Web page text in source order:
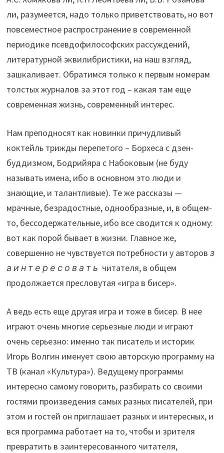
ли, разумеется, надо только приветствовать, но вот
повсеместное распространение в современной
периодике псевдофилософских рассуждений,
литературной эквилибристики, на наш взгляд,
зашкаливает. Обратимся только к первым номерам
толстых журналов за этот год – какая там еще
современная жизнь, современный интерес.
Нам преподносят как новинки причудливый
коктейль трижды перепетого – Борхеса с дзен-
буддизмом, Бодрийяра с Набоковым (не буду
называть имена, ибо в основном это люди и
знающие, и талантливые). Те же рассказы —
мрачные, безрадостные, однообразные, и, в общем-
то, бессодержательные, ибо все сводится к одному:
вот как порой бывает в жизни. Главное же,
совершенно не чувствуется потребности у авторов з
а и н т е р е с о в а т ь читателя, в общем
продолжается пресловутая «игра в бисер».
А ведь есть еще другая игра и тоже в бисер. В нее
играют очень многие серьезные люди и играют
очень серьезно: именно так писатель и историк
Игорь Волгин именует свою авторскую программу на
ТВ (канал «Культура»). Ведущему программы
интересно самому говорить, разбирать со своими
гостями произведения самых разных писателей, при
этом и гостей он приглашает разных и интересных, и
вся программа работает на то, чтобы и зрителя
превратить в заинтересованного читателя,